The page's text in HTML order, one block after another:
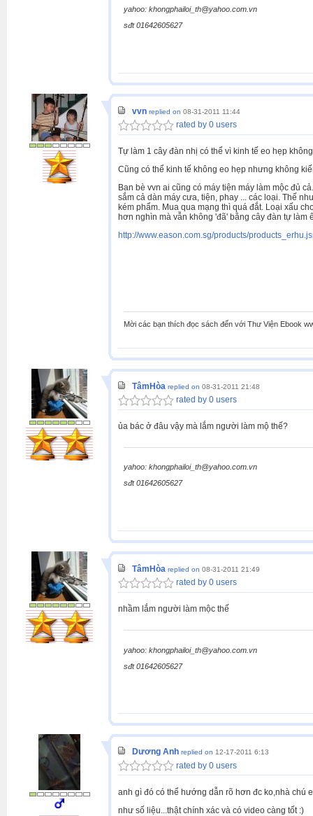
yahoo: khongphailoi_th@yahoo.com.vn
sđt 01642605627
vvn replied on 08-31-2011 11:44
rated by 0 users
Tự làm 1 cây đàn nhị có thể vì kinh tế eo hẹp
Cũng có thể kinh tế không eo hẹp nhưng không
Ban bè vvn ai cũng có máy tiện máy làm mộc đủ
sắm cả dàn máy cưa, tiện, phay ... các loại. Thế
kém phẩm. Mua qua mạng thì quá đắt. Loại xấu
hơn nghìn mà vẫn không 'đã' bằng cây đàn tự
http://www.eason.com.sg/products/
Mời các bạn thích đọc sách đến với Thư Viện Ebook
TâmHòa replied on 08-31-2011 21:48
rated by 0 users
ủa bác ở đâu vậy mà lắm người làm mộ thế?
yahoo: khongphailoi_th@yahoo.com.vn
sđt 01642605627
TâmHòa replied on 08-31-2011 21:49
rated by 0 users
nhầm lắm người làm mộc thế
yahoo: khongphailoi_th@yahoo.com.vn
sđt 01642605627
Dương Anh replied on 12-17-2011 6:13
rated by 0 users
anh gì đó có thể hướng dẫn rõ hơn đc ko,nhà chú
như số liệu...thật chính xác và có video càng tốt :)